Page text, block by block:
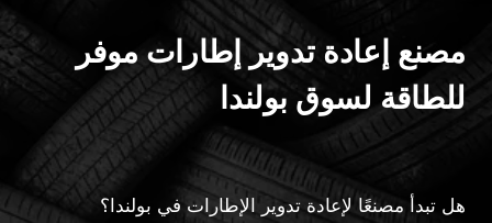
مصنع إعادة تدوير إطارات موفر
للطاقة لسوق بولندا
هل تبدأ مصنعًا لإعادة تدوير الإطارات في بولندا؟